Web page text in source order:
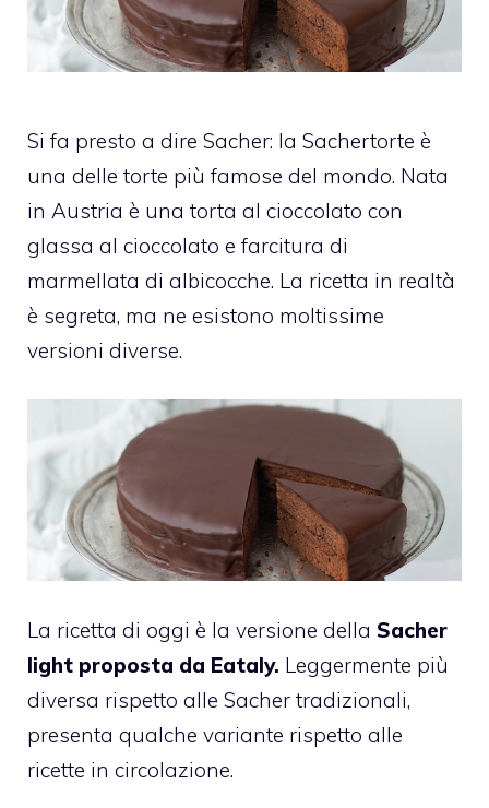
Si fa presto a dire Sacher: la Sachertorte è
una delle torte più famose del mondo. Nata
in Austria è una torta al cioccolato con
glassa al cioccolato e farcitura di
marmellata di albicocche. La ricetta in realtà
è segreta, ma ne esistono moltissime
versioni diverse.
La ricetta di oggi è la versione della Sacher
light proposta da Eataly. Leggermente più
diversa rispetto alle Sacher tradizionali,
presenta qualche variante rispetto alle
ricette in circolazione.